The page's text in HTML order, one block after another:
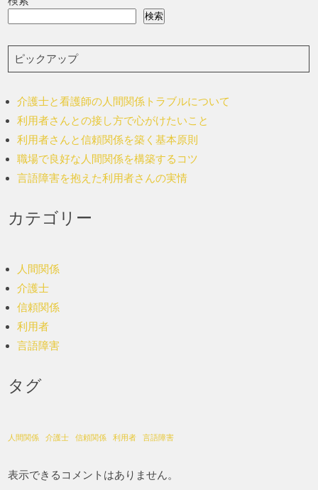
検索
ピックアップ
介護士と看護師の人間関係トラブルについて
利用者さんとの接し方で心がけたいこと
利用者さんと信頼関係を築く基本原則
職場で良好な人間関係を構築するコツ
言語障害を抱えた利用者さんの実情
カテゴリー
人間関係
介護士
信頼関係
利用者
言語障害
タグ
人間関係 介護士 信頼関係 利用者 言語障害
表示できるコメントはありません。